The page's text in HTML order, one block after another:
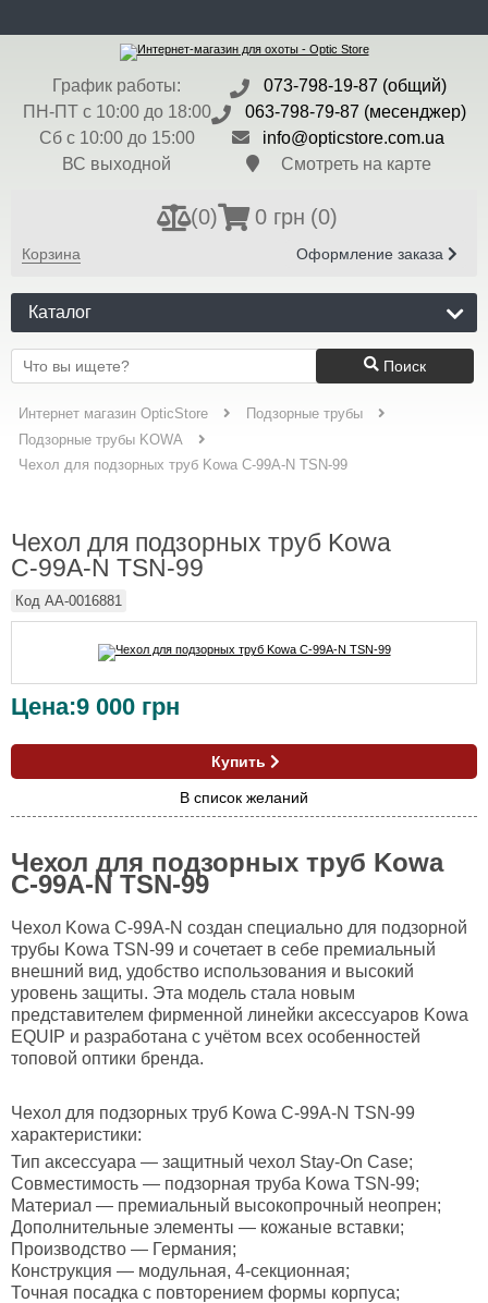
$ - 45 грн
Вход
Регистрация
График работы:
ПН-ПТ с 10:00 до 18:00
Сб с 10:00 до 15:00
ВС выходной
073-798-19-87 (общий)
063-798-79-87 (месенджер)
info@opticstore.com.ua
Смотреть на карте
(0) 0 грн (0)
Корзина Оформление заказа
Каталог
Поиск
Интернет магазин OpticStore
Подзорные трубы
Подзорные трубы KOWA
Чехол для подзорных труб Kowa C-99A-N TSN-99
Чехол для подзорных труб Kowa
C-99A-N TSN-99
Код AA-0016881
Цена:9 000 грн
Купить
В список желаний
Чехол для подзорных труб Kowa
C-99A-N TSN-99
Чехол Kowa C-99A-N создан специально для подзорной
трубы Kowa TSN-99 и сочетает в себе премиальный
внешний вид, удобство использования и высокий
уровень защиты. Эта модель стала новым
представителем фирменной линейки аксессуаров Kowa
EQUIP и разработана с учётом всех особенностей
топовой оптики бренда.
Чехол для подзорных труб Kowa C-99A-N TSN-99
характеристики:
Тип аксессуара — защитный чехол Stay-On Case;
Совместимость — подзорная труба Kowa TSN-99;
Материал — премиальный высокопрочный неопрен;
Дополнительные элементы — кожаные вставки;
Производство — Германия;
Конструкция — модульная, 4-секционная;
Точная посадка с повторением формы корпуса;